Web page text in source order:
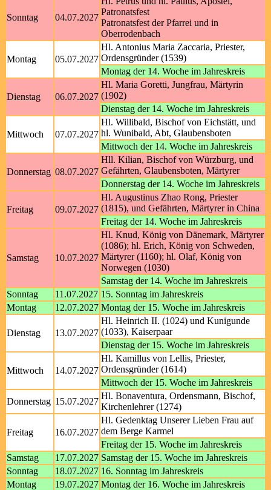
Sonntag 04.07.2027
Patronatsfest
Patronatsfest der Pfarrei und in
Oberrodenbach
Montag 05.07.2027
Hl. Antonius Maria Zaccaria, Priester,
Ordensgründer (1539)
Montag der 14. Woche im Jahreskreis
Dienstag 06.07.2027
Hl. Maria Goretti, Jungfrau, Märtyrin
(1902)
Dienstag der 14. Woche im Jahreskreis
Mittwoch 07.07.2027
Hl. Willibald, Bischof von Eichstätt, und
hl. Wunibald, Abt, Glaubensboten
Mittwoch der 14. Woche im Jahreskreis
Donnerstag 08.07.2027
Hll. Kilian, Bischof von Würzburg, und
Gefährten, Glaubensboten, Märtyrer
Donnerstag der 14. Woche im Jahreskreis
Freitag 09.07.2027
Hl. Augustinus Zhao Rong, Priester
(1815), und Gefährten, Märtyrer in China
Freitag der 14. Woche im Jahreskreis
Samstag 10.07.2027
Hl. Knud, König von Dänemark, Märtyrer
(1086); hl. Erich, König von Schweden,
Märtyrer (1160); hl. Olaf, König von
Norwegen (1030)
Samstag der 14. Woche im Jahreskreis
Sonntag
11.07.2027 15. Sonntag im Jahreskreis
Montag
12.07.2027 Montag der 15. Woche im Jahreskreis
Dienstag 13.07.2027
Hl. Heinrich II. (1024) und Kunigunde
(1033), Kaiserpaar
Dienstag der 15. Woche im Jahreskreis
Mittwoch 14.07.2027
Hl. Kamillus von Lellis, Priester,
Ordensgründer (1614)
Mittwoch der 15. Woche im Jahreskreis
Donnerstag 15.07.2027
Hl. Bonaventura, Ordensmann, Bischof,
Kirchenlehrer (1274)
Freitag 16.07.2027
Hl. Gedenktag Unserer Lieben Frau auf
dem Berge Karmel
Freitag der 15. Woche im Jahreskreis
Samstag
17.07.2027 Samstag der 15. Woche im Jahreskreis
Sonntag
18.07.2027 16. Sonntag im Jahreskreis
Montag
19.07.2027 Montag der 16. Woche im Jahreskreis